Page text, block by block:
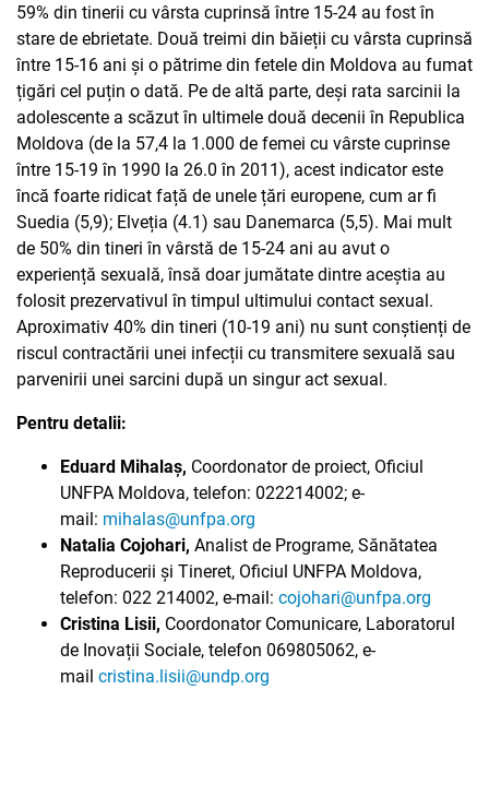
59% din tinerii cu vârsta cuprinsă între 15-24 au fost în
stare de ebrietate. Două treimi din băieții cu vârsta cuprinsă
între 15-16 ani și o pătrime din fetele din Moldova au fumat
țigări cel puțin o dată. Pe de altă parte, deși rata sarcinii la
adolescente a scăzut în ultimele două decenii în Republica
Moldova (de la 57,4 la 1.000 de femei cu vârste cuprinse
între 15-19 în 1990 la 26.0 în 2011), acest indicator este
încă foarte ridicat față de unele țări europene, cum ar fi
Suedia (5,9); Elveția (4.1) sau Danemarca (5,5). Mai mult
de 50% din tineri în vârstă de 15-24 ani au avut o
experiență sexuală, însă doar jumătate dintre aceștia au
folosit prezervativul în timpul ultimului contact sexual.
Aproximativ 40% din tineri (10-19 ani) nu sunt conștienți de
riscul contractării unei infecții cu transmitere sexuală sau
parvenirii unei sarcini după un singur act sexual.
Pentru detalii:
Eduard Mihalaș, Coordonator de proiect, Oficiul
UNFPA Moldova, telefon: 022214002; e-
mail: mihalas@unfpa.org
Natalia Cojohari, Analist de Programe, Sănătatea
Reproducerii și Tineret, Oficiul UNFPA Moldova,
telefon: 022 214002, e-mail: cojohari@unfpa.org
Cristina Lisii, Coordonator Comunicare, Laboratorul
de Inovații Sociale, telefon 069805062, e-
mail cristina.lisii@undp.org